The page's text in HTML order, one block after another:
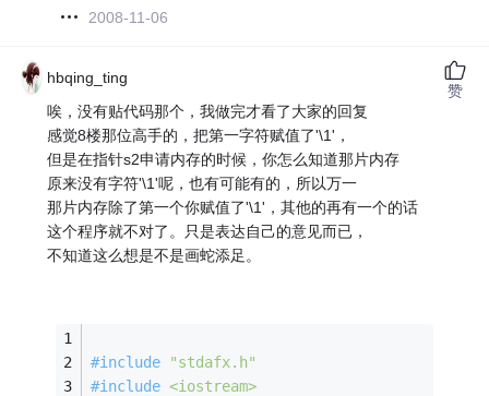
2008-11-06
hbqing_ting
唉，没有贴代码那个，我做完才看了大家的回复
感觉8楼那位高手的，把第一字符赋值了'\1'，
但是在指针s2申请内存的时候，你怎么知道那片内存
原来没有字符'\1'呢，也有可能有的，所以万一
那片内存除了第一个你赋值了'\1'，其他的再有一个的话
这个程序就不对了。只是表达自己的意见而已，
不知道这么想是不是画蛇添足。
#include
"stdafx.h"
#include <iostream>
赞